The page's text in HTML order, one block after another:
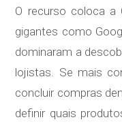
O recurso coloca a
gigantes como
dominaram a
lojistas. Se mais
concluir compras
definir quais